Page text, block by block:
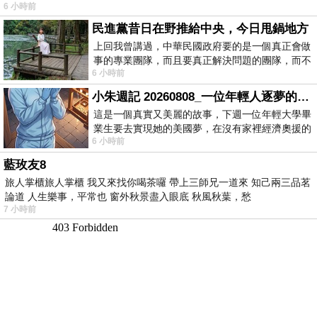
6 小時前
民進黨昔日在野推給中央，今日甩鍋地方
上回我曾講過，中華民國政府要的是一個真正會做
事的專業團隊，而且要真正解決問題的團隊，而不
是只會到處甩鍋的雙標團隊，最近民進黨
6 小時前
小朱週記 20260808_一位年輕人逐夢的真實故事
這是一個真實又美麗的故事，下週一位年輕大學畢
業生要去實現她的美國夢，在沒有家裡經濟奧援的
情況下，靠著自我努力工作累積出國基
6 小時前
藍玫友8
旅人掌櫃旅人掌櫃 我又來找你喝茶囉 帶上三師兄一道來 知己兩三品茗
論道 人生樂事，平常也 窗外秋景盡入眼底 秋風秋葉，愁
7 小時前